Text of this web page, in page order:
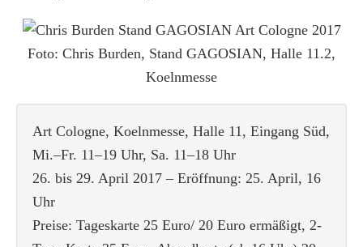
Foto: Chris Burden, Stand GAGOSIAN, Halle 11.2,
Koelnmesse
Art Cologne, Koelnmesse, Halle 11, Eingang Süd,
Mi.–Fr. 11–19 Uhr, Sa. 11–18 Uhr
26. bis 29. April 2017 – Eröffnung: 25. April, 16
Uhr
Preise: Tageskarte 25 Euro/ 20 Euro ermäßigt, 2-